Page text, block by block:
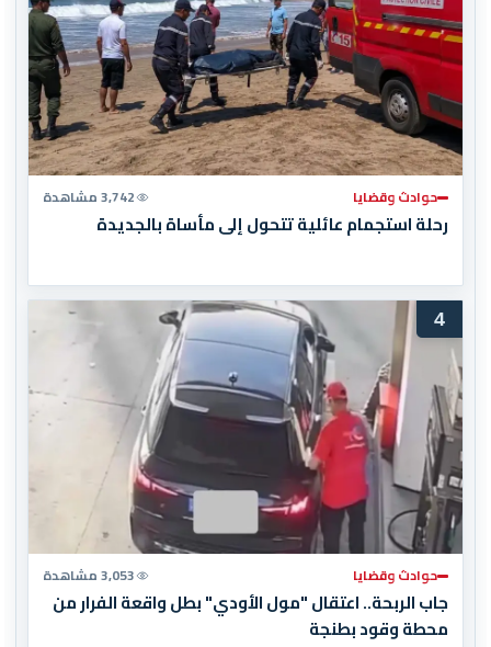
حوادث وقضايا 3,742 مشاهدة
رحلة استجمام عائلية تتحول إلى مأساة بالجديدة
4
حوادث وقضايا 3,053 مشاهدة
جاب الربحة.. اعتقال "مول الأودي" بطل واقعة الفرار من
محطة وقود بطنجة